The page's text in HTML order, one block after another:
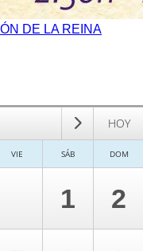
DE LA REINA